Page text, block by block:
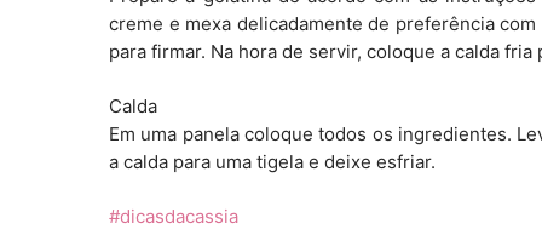
creme e mexa delicadamente de preferência
para firmar. Na hora de servir, coloque a calda fria
Calda
Em uma panela coloque todos os ingredientes.
a calda para uma tigela e deixe esfriar.
#dicasdacassia